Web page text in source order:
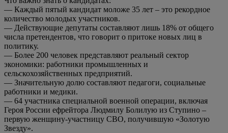
— Каждый пятый кандидат моложе 35 лет – это рекордное
количество молодых участников.
— Действующие депутаты составляют лишь 18% от общего
числа претендентов, что говорит о притоке новых лиц в
политику.
— Более 200 человек представляют реальный сектор
экономики: работники промышленных и
сельскохозяйственных предприятий.
— Значительную долю составляют педагоги, социальные
работники и медики.
— 64 участника специальной военной операции, включая
Героя России ефрейтора Людмилу Болилую из Ступино –
первую женщину-участницу СВО, получившую «Золотую
Звезду».